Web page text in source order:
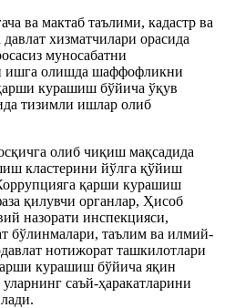
ва мактаб таълими, кадастр ва
хизматчилари орасида
муносабатни
ишга олишда шаффофликни
курашиш бўйича ўқув
тизимли ишлар олиб
олиб чиқиш мақсадида
кластерини йўлга қўйиш
қарши курашиш
қилувчи органлар, Ҳисоб
назорати инспекцияси,
бўлинмалари, таълим ва илмий-
нотижорат ташкилотлари
курашиш бўйича яқин
саъй-ҳаракатларини